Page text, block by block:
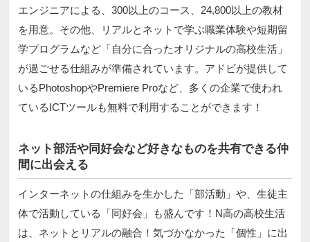
エンジニアによる、300以上のコース、24,800以上の教材
を用意。その他、リアルとネットで学ぶ職業体験や短期留
学プログラムなど「自分に合ったオリジナルの高校生活」
が過ごせる仕組みが準備されています。アドビが提供して
いるPhotoshopやPremiere Proなど、多くの企業で使われ
ているICTツールも無料で利用することができます！
ネット部活や同好会など好きなものを共有できる仲
間に出会える
インターネットの仕組みを生かした「部活動」や、生徒主
体で活動している「同好会」も盛んです！N高の高校生活
は、ネットとリアルの融合！気づかなかった「個性」に出